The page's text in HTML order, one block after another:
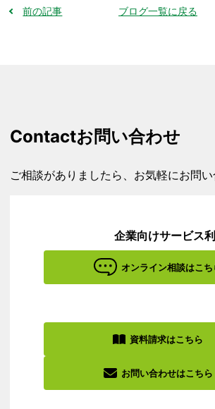
前の記事 ブログ一覧に戻る
Contactお問い合わせ
ご相談がありましたら、お気軽にお問い
企業向けサービス
オンライン相談はこち
資料請求はこちら
お問い合わせはこちら